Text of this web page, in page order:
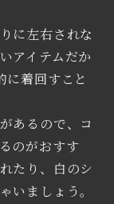
に左右されな
アイテムだか
に着回すこと
あるので、コ
のがおすす
たり、白のシ
いましょう。